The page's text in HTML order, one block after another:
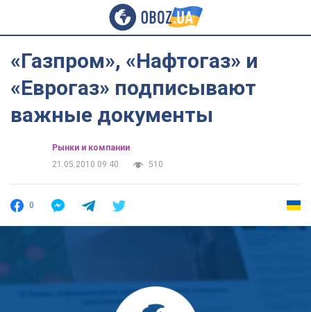
«Газпром», «Нафтогаз» и
«Еврогаз» подписывают
важные документы
Рынки и компании
21.05.2010 09:40
510
0